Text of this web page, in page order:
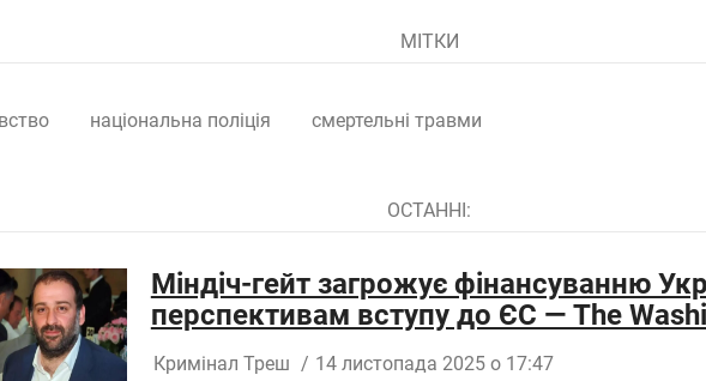
МІТКИ
національна поліція смертельні травми
ОСТАННІ:
Міндіч-гейт загрожує фінансуванню
перспективам вступу до ЄС — The
Кримінал Треш / 14 листопада 2025 о 17:47